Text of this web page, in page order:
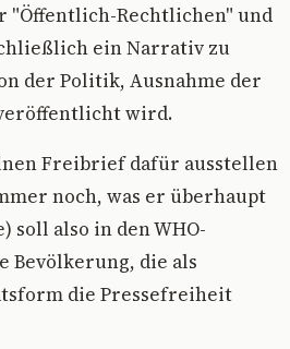
"Öffentlich-Rechtlichen" und
ein Narrativ zu
der Politik, Ausnahme der
wird.
Freibrief dafür ausstellen
noch, was er überhaupt
also in den WHO-
Bevölkerung, die als
die Pressefreiheit